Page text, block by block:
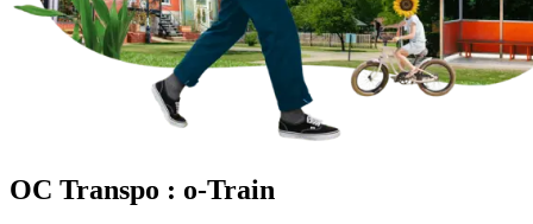
OC Transpo : o-Train